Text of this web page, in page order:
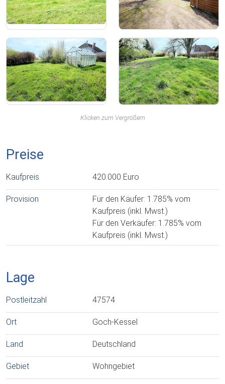
Klicken zum Vergrößern
Preise
Kaufpreis 420.000 Euro
Provision
Für den Käufer: 1.785% vom
Kaufpreis (inkl. Mwst.)
Für den Verkäufer: 1.785% vom
Kaufpreis (inkl. Mwst.)
Lage
Postleitzahl 47574
Ort Goch-Kessel
Land Deutschland
Gebiet Wohngebiet